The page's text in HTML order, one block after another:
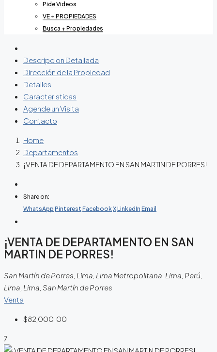
Pide Videos
VE + PROPIEDADES
Busca + Propiedades
Descripcion Detallada
Dirección de la Propiedad
Detalles
Caracteristicas
Agende un Visita
Contacto
Home
Departamentos
¡VENTA DE DEPARTAMENTO EN SAN MARTIN DE PORRES!
Share on:
WhatsApp Pinterest FacebookXLinkedIn Email
¡VENTA DE DEPARTAMENTO EN SAN
MARTIN DE PORRES!
San Martín de Porres, Lima, Lima Metropolitana, Lima, Perú,
Lima, Lima, San Martín de Porres
Venta
$82,000.00
7